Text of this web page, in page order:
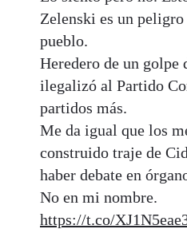
Zelenski es un peligro
pueblo.
Heredero de un golpe
ilegalizó al Partido
partidos más.
Me da igual que los
construido traje de
haber debate en
No en mi nombre.
https://t.co/